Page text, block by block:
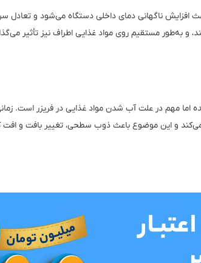
افزایش ناگهانی دمای داخلی دستگاه می‌شود و تعادل
و به‌طور مستقیم روی مواد غذایی اطراف نیز تأثیر
اما مهم در علت آب شدن مواد غذایی در فریزر است.
می‌کند و این موضوع باعث ذوب سطحی، تغییر بافت و